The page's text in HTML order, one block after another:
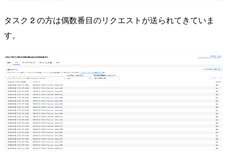
タスク 2 の方は偶数番目のリクエストが送られてきていま
す。